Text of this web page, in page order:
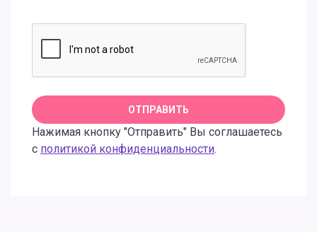
Нажимая кнопку "Отправить" Вы соглашаетесь
с политикой конфиденциальности.